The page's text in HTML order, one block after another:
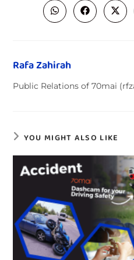
Rafa Zahirah
Public Relations of 70mai
YOU MIGHT ALSO LIKE